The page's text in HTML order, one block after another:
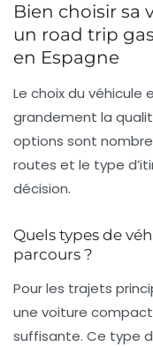
Bien choisir sa
un road trip
en Espagne
Le choix du
grandement la
options sont
routes et le type
décision.
Quels types de
parcours ?
Pour les trajets
une voiture
suffisante. Ce type